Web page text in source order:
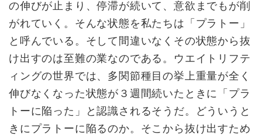
の伸びが止まり、停滞が続いて、意欲までもが削
がれていく。そんな状態を私たちは「プラトー」
と呼んでいる。そして間違いなくその状態から抜
け出すのは至難の業なのである。ウエイトリフテ
ィングの世界では、多関節種目の挙上重量が全く
伸びなくなった状態が３週間続いたときに「プラ
トーに陥った」と認識されるそうだ。どういうと
きにプラトーに陥るのか。そこから抜け出すため